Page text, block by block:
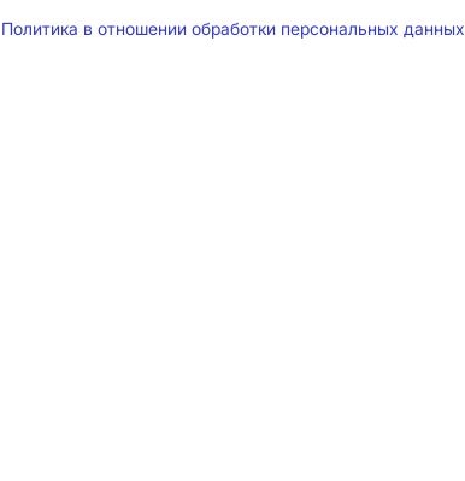
Политика в отношении обработки персональных данных